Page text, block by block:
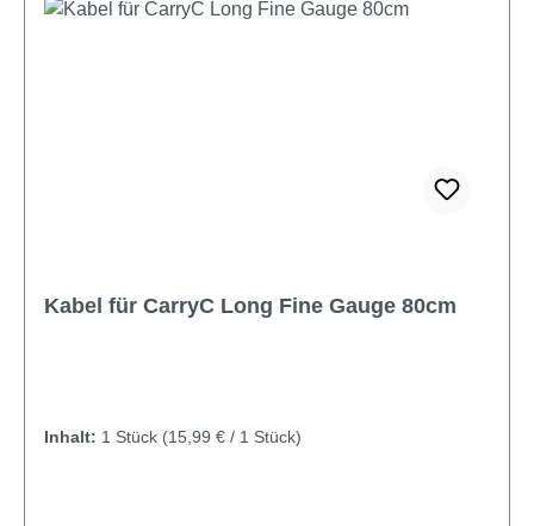
Kabel für CarryC Long Fine Gauge 80cm
Inhalt: 1 Stück (15,99 € / 1 Stück)